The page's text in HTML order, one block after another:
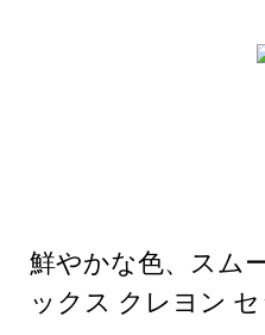
鮮やかな色、スム
ックス クレヨン セ